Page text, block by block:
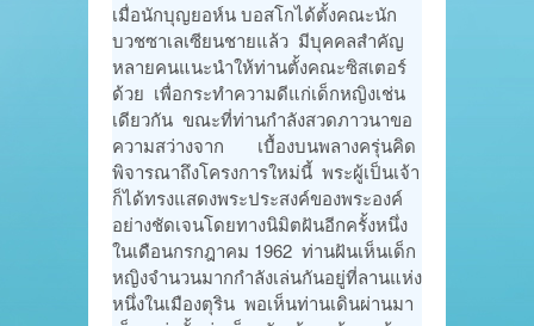
เมื่อนักบุญยอห์น บอสโกได้ตั้งคณะนัก
บวชซาเลเซียนชายแล้ว มีบุคคลสำคัญ
หลายคนแนะนำให้ท่านตั้งคณะซิสเตอร์
ด้วย เพื่อกระทำความดีแก่เด็กหญิงเช่น
เดียวกัน ขณะที่ท่านกำลังสวดภาวนาขอ
ความสว่างจาก เบื้องบนพลางครุ่นคิด
พิจารณาถึงโครงการใหม่นี้ พระผู้เป็นเจ้า
ก็ได้ทรงแสดงพระประสงค์ของพระองค์
อย่างชัดเจนโดยทางนิมิตฝันอีกครั้งหนึ่ง
ในเดือนกรกฎาคม 1962 ท่านฝันเห็นเด็ก
หญิงจำนวนมากกำลังเล่นกันอยู่ที่ลานแห่ง
หนึ่งในเมืองตุริน พอเห็นท่านเดินผ่านมา